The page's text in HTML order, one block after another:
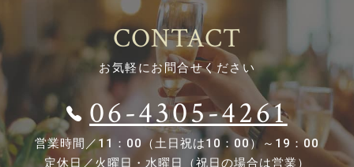
CONTACT
お気軽にお問合せください
06-4305-4261
営業時間／11：00（土日祝は10：00）～19：00
定休日／火曜日・水曜日（祝日の場合は営業）